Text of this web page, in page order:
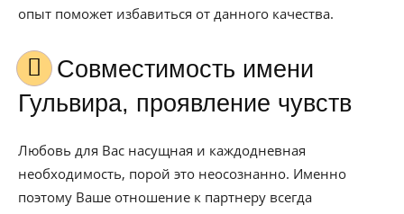
опыт поможет избавиться от данного качества.
Совместимость имени
Гульвира, проявление чувств
Любовь для Вас насущная и каждодневная
необходимость, порой это неосознанно. Именно
поэтому Ваше отношение к партнеру всегда